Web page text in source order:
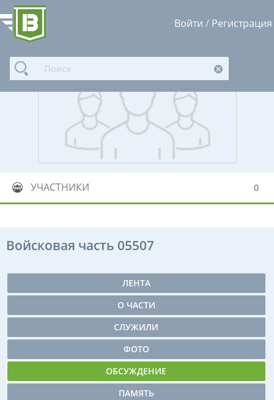
Войти / Регистрация
УЧАСТНИКИ 0
Войсковая часть 05507
ЛЕНТА
О ЧАСТИ
СЛУЖИЛИ
ФОТО
ОБСУЖДЕНИЕ
ПАМЯТЬ